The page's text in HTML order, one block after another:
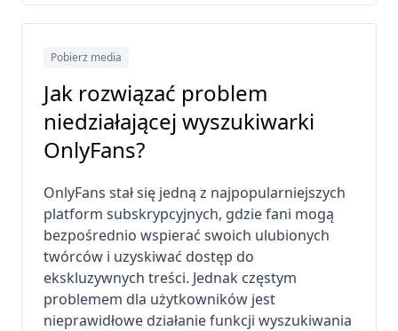
Pobierz media
Jak rozwiązać problem
niedziałającej wyszukiwarki
OnlyFans?
OnlyFans stał się jedną z najpopularniejszych
platform subskrypcyjnych, gdzie fani mogą
bezpośrednio wspierać swoich ulubionych
twórców i uzyskiwać dostęp do
ekskluzywnych treści. Jednak częstym
problemem dla użytkowników jest
nieprawidłowe działanie funkcji wyszukiwania